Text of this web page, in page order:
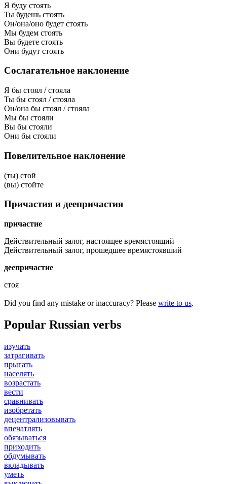
Я буду стоять
Ты будешь стоять
Он/она/оно будет стоять
Мы будем стоять
Вы будете стоять
Они будут стоять
Сослагательное наклонение
Я бы стоял / стояла
Ты бы стоял / стояла
Он/она бы стоял / стояла
Мы бы стояли
Вы бы стояли
Они бы стояли
Повелительное наклонение
(ты) стой
(вы) стойте
Причастия и деепричастия
причастие
Действительный залог, настоящее времястоящий
Действительный залог, прошедшее времястоявший
деепричастие
стоя
Did you find any mistake or inaccuracy? Please write to us.
Popular Russian verbs
изучать
затрагивать
прыгать
населять
возрастать
вести
сравнивать
изобретать
децентрализовывать
впечатлять
обязываться
приходить
обдумывать
вкладывать
уметь